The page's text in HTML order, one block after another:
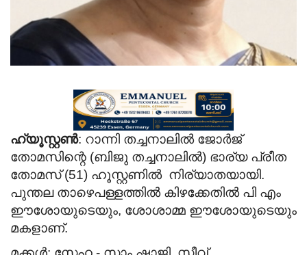
ഹ്യൂസ്റ്റൺ: റാന്നി തച്ചനാലിൽ ജോർജ്
തോമസിന്റെ (ബിജു തച്ചനാലിൽ) ഭാര്യ പ്രീത
തോമസ് (51) ഹൂസ്റ്റണിൽ നിര്യാതയായി.
പുന്തല താഴെപള്ളത്തിൽ കിഴക്കേതിൽ പി എം
ഈശോയുടെയും, ശോശാമ്മ ഈശോയുടെയും
മകളാണ്.